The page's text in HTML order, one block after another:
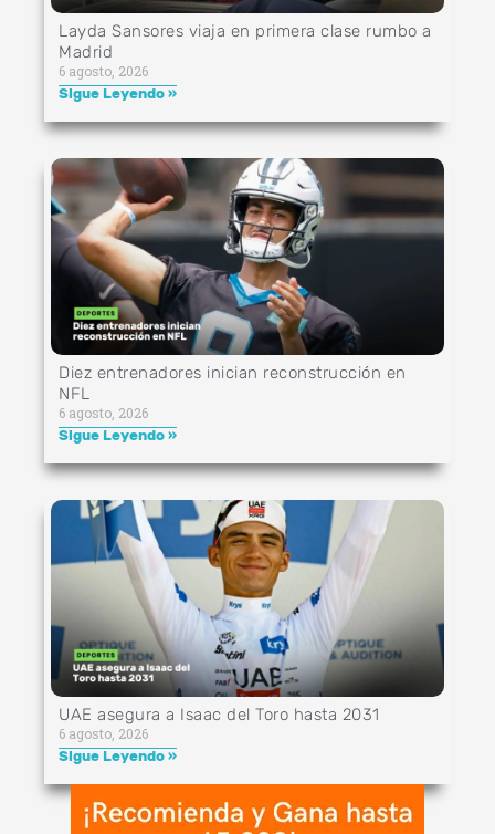
Layda Sansores viaja en primera clase rumbo a
Madrid
6 agosto, 2026
Sigue Leyendo »
Diez entrenadores inician reconstrucción en
NFL
6 agosto, 2026
Sigue Leyendo »
UAE asegura a Isaac del Toro hasta 2031
6 agosto, 2026
Sigue Leyendo »